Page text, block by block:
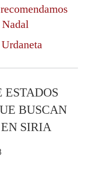
ESTADOS
BUSCAN
SIRIA